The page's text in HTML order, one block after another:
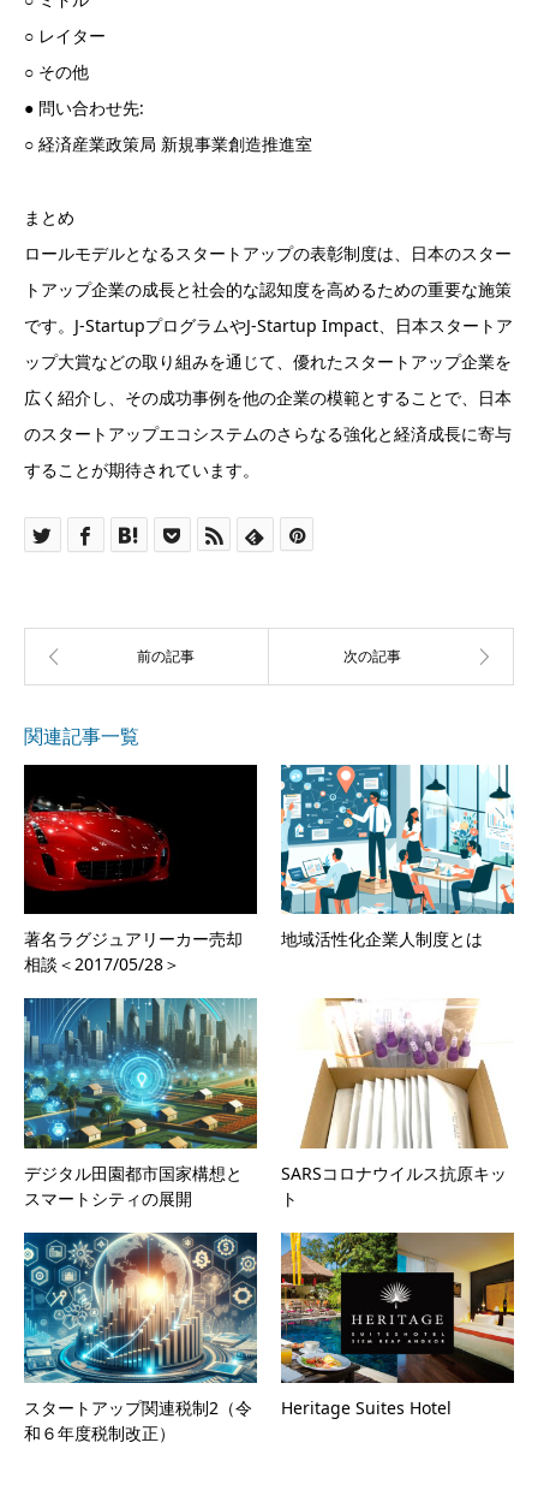
○ レイター
○ その他
● 問い合わせ先:
○ 経済産業政策局 新規事業創造推進室
まとめ
ロールモデルとなるスタートアップの表彰制度は、日本のスター
トアップ企業の成長と社会的な認知度を高めるための重要な施策
です。J-StartupプログラムやJ-Startup Impact、日本スタートア
ップ大賞などの取り組みを通じて、優れたスタートアップ企業を
広く紹介し、その成功事例を他の企業の模範とすることで、日本
のスタートアップエコシステムのさらなる強化と経済成長に寄与
することが期待されています。
関連記事一覧
著名ラグジュアリーカー売却
相談＜2017/05/28＞
地域活性化企業人制度とは
デジタル田園都市国家構想と
スマートシティの展開
SARSコロナウイルス抗原キッ
ト
スタートアップ関連税制2（令
和６年度税制改正）
Heritage Suites Hotel